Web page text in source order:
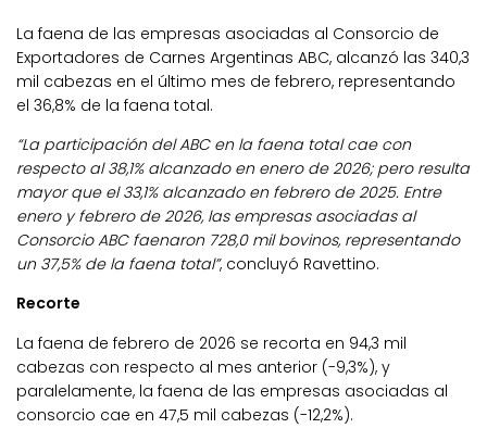
La faena de las empresas asociadas al Consorcio de
Exportadores de Carnes Argentinas ABC, alcanzó las 340,3
mil cabezas en el último mes de febrero, representando
el 36,8% de la faena total.
“La participación del ABC en la faena total cae con
respecto al 38,1% alcanzado en enero de 2026; pero resulta
mayor que el 33,1% alcanzado en febrero de 2025. Entre
enero y febrero de 2026, las empresas asociadas al
Consorcio ABC faenaron 728,0 mil bovinos, representando
un 37,5% de la faena total”, concluyó Ravettino.
Recorte
La faena de febrero de 2026 se recorta en 94,3 mil
cabezas con respecto al mes anterior (-9,3%), y
paralelamente, la faena de las empresas asociadas al
consorcio cae en 47,5 mil cabezas (-12,2%).